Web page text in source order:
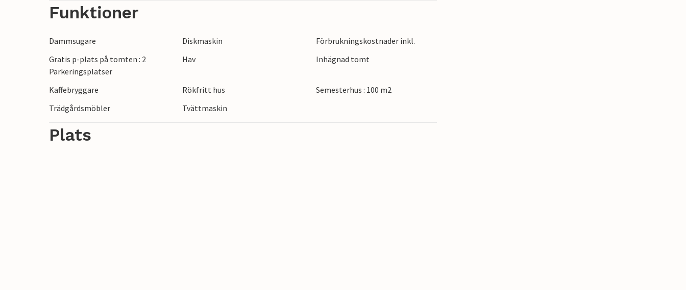
av historia bör inte missa La Rochelle (60 km). Denna stora stad imponerar med en mysig
gamla. Les Sables d'Olonne (38 km), känd för Vendée Globe-regattan, är också värt ett
Funktioner
Dammsugare Diskmaskin
Förbrukningskostnader inkl.
Gratis p-plats på tomten : 2
Parkeringsplatser
Hav Inhägnad tomt
Kaffebryggare Rökfritt hus
Semesterhus : 100 m2
Trädgårdsmöbler
Tvättmaskin
Plats